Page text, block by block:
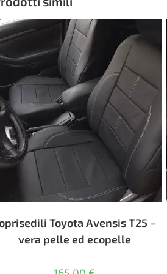
Toyota Avensis T25 –
vera pelle ed ecopelle